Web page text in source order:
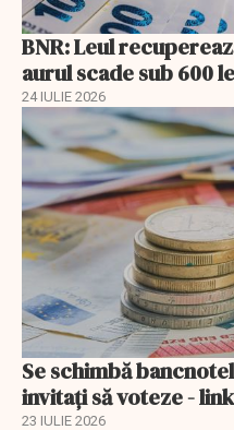
BNR: Leul
aurul scade sub 600
24 IULIE 2026
Se schimbă
invitați să voteze - link
23 IULIE 2026